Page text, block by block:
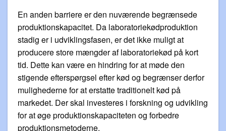
En anden barriere er den nuværende begrænsede
produktionskapacitet. Da laboratoriekødproduktion
stadig er i udviklingsfasen, er det ikke muligt at
producere store mængder af laboratoriekød på kort
tid. Dette kan være en hindring for at møde den
stigende efterspørgsel efter kød og begrænser derfor
mulighederne for at erstatte traditionelt kød på
markedet. Der skal investeres i forskning og udvikling
for at øge produktionskapaciteten og forbedre
produktionsmetoderne.